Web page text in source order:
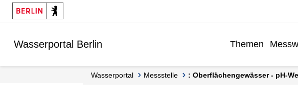
Springe zur Navigation
Springe zum Inhalt
Wasserportal Berlin Themen
Wasserportal Messstelle : Oberflächengewässer - pH-